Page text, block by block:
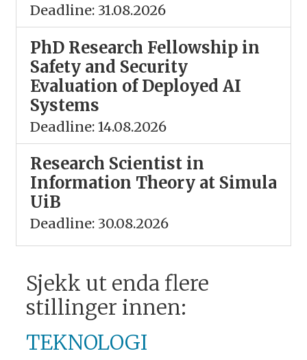
Deadline: 31.08.2026
PhD Research Fellowship in
Safety and Security
Evaluation of Deployed AI
Systems
Deadline: 14.08.2026
Research Scientist in
Information Theory at Simula
UiB
Deadline: 30.08.2026
Sjekk ut enda flere
stillinger innen:
TEKNOLOGI